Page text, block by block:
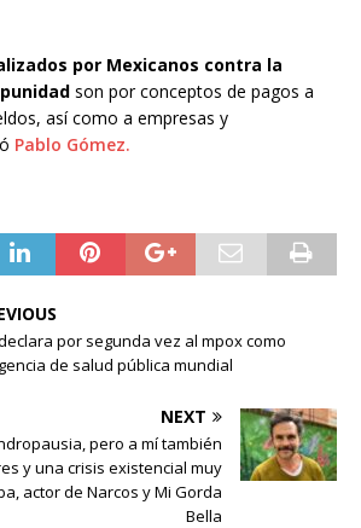
por Mexicanos contra la
son por conceptos de pagos a
así como a empresas y
Pablo Gómez.
por segunda vez al mpox como
de salud pública mundial
NEXT
pero a mí también
y una crisis existencial muy
actor de Narcos y Mi Gorda
Bella